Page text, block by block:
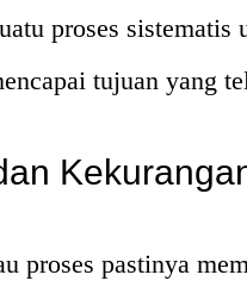
proses
tujuan yang
proses pastinya